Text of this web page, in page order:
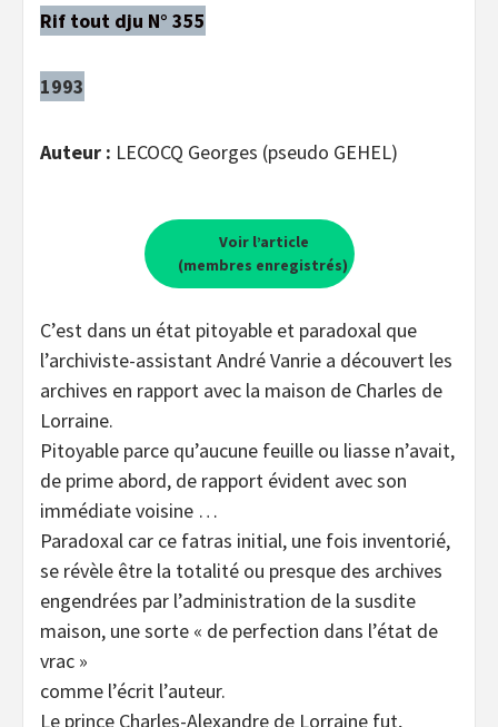
Rif tout dju N° 355
1993
Auteur : LECOCQ Georges (pseudo GEHEL)
Voir l’article
(membres enregistrés)
C’est dans un état pitoyable et paradoxal que
l’archiviste-assistant André Vanrie a découvert les
archives en rapport avec la maison de Charles de
Lorraine.
Pitoyable parce qu’aucune feuille ou liasse n’avait,
de prime abord, de rapport évident avec son
immédiate voisine …
Paradoxal car ce fatras initial, une fois inventorié,
se révèle être la totalité ou presque des archives
engendrées par l’administration de la susdite
maison, une sorte « de perfection dans l’état de
vrac »
comme l’écrit l’auteur.
Le prince Charles-Alexandre de Lorraine fut,